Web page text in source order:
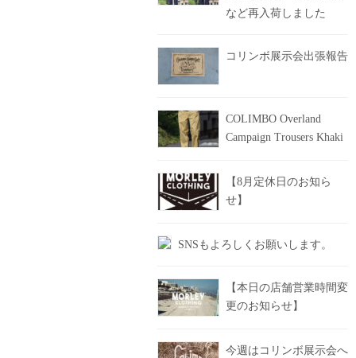
など再入荷しました
コリンボ展示会出張報告
COLIMBO Overland
Campaign Trousers Khaki
【8月定休日のお知ら
せ】
SNSもよろしくお願いします。
【本日の店舗営業時間変
更のお知らせ】
今週はコリンボ展示会へ